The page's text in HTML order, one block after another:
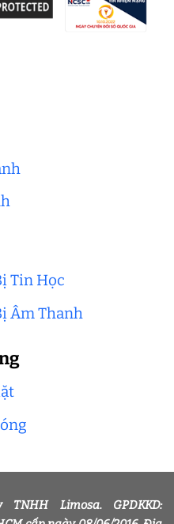
Tin Học
Âm Thanh
TNHH Limosa. GPDKKD: